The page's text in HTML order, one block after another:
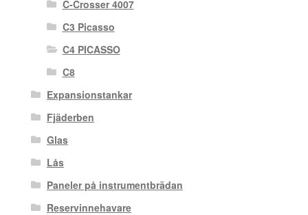
C-Crosser 4007
C3 Picasso
C4 PICASSO
C8
Expansionstankar
Fjäderben
Glas
Lås
Paneler på instrumentbrädan
Reservinnehavare